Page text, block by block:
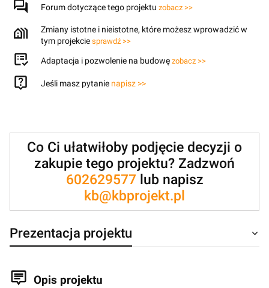
Forum dotyczące tego projektu zobacz >>
Zmiany istotne i nieistotne, które możesz wprowadzić w
tym projekcie sprawdź >>
Adaptacja i pozwolenie na budowę zobacz >>
Jeśli masz pytanie napisz >>
Co Ci ułatwiłoby podjęcie decyzji o
zakupie tego projektu? Zadzwoń
602629577lub napisz
kb@kbprojekt.pl
Prezentacja projektu
Opis projektu